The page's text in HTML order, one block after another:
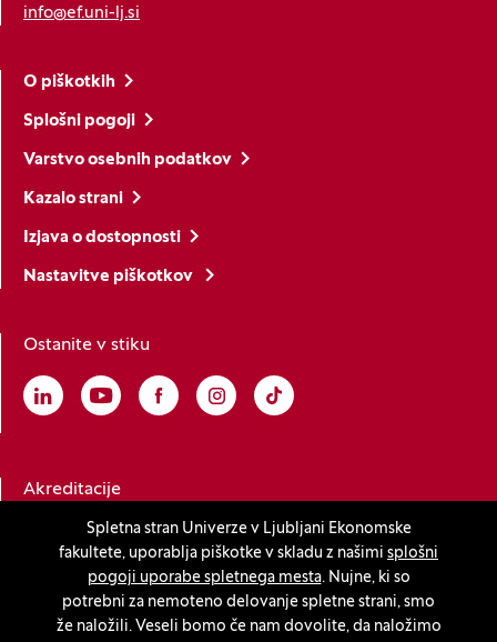
Spletna stran Univerze v Ljubljani Ekonomske
fakultete, uporablja piškotke v skladu z našimi splošni
pogoji uporabe spletnega mesta. Nujne, ki so
potrebni za nemoteno delovanje spletne strani, smo
že naložili. Veseli bomo če nam dovolite, da naložimo
info@ef.uni-lj.si
O piškotkih
Splošni pogoji
Varstvo osebnih podatkov
Kazalo strani
Izjava o dostopnosti
Nastavitve piškotkov
Ostanite v stiku
Linkedin
(Odpre se v novem oknu)
Youtube
(Odpre se v novem oknu)
Facebook
(Odpre se v novem oknu)
Instagram
(Odpre se v novem oknu)
TikTok
(Odpre se v novem oknu)
Akreditacije
(Odpre se v novem oknu)